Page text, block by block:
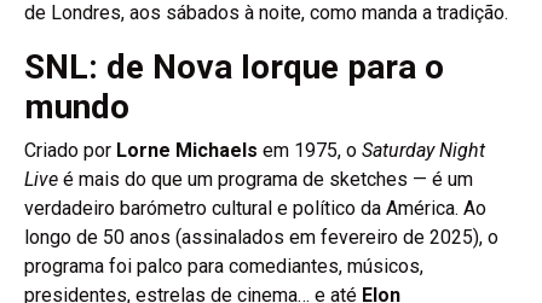
de Londres, aos sábados à noite, como manda a tradição.
SNL: de Nova Iorque para o
mundo
Criado por Lorne Michaels em 1975, o Saturday Night
Live é mais do que um programa de sketches — é um
verdadeiro barómetro cultural e político da América. Ao
longo de 50 anos (assinalados em fevereiro de 2025), o
programa foi palco para comediantes, músicos,
presidentes, estrelas de cinema… e até Elon